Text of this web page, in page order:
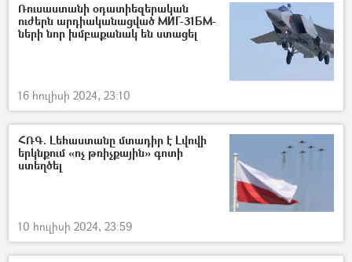
Ռուսաստանի օդատիեզերական
ուժերն արդիականացված МИГ-31БМ-
ների նոր խմբաքանակ են ստացել
16 հուլիսի 2024, 23:10
ՀՌԳ. Լեհաստանը մտադիր է Լվովի
երկնքում «ոչ թռիչքային» գոտի
ստեղծել
10 հուլիսի 2024, 23:59